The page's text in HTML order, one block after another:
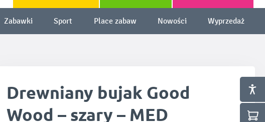
Zabawki Sport Place zabaw Nowości Wyprzedaż
Drewniany bujak Good
Wood – szary – MED